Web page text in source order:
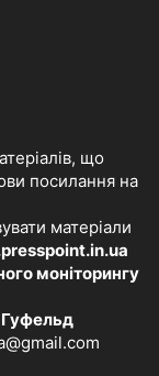
що
посилання на
матеріали
моніторингу